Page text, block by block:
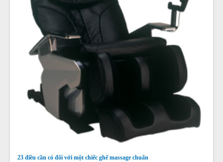
23 điều cần có đối với một chiếc ghế massage chuẩn